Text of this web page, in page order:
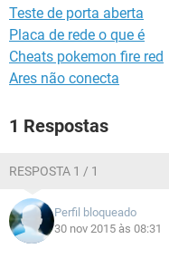
Teste de porta aberta
Placa de rede o que é
Cheats pokemon fire red
Ares não conecta
1 Respostas
RESPOSTA 1 / 1
Perfil bloqueado
30 nov 2015 às 08:31